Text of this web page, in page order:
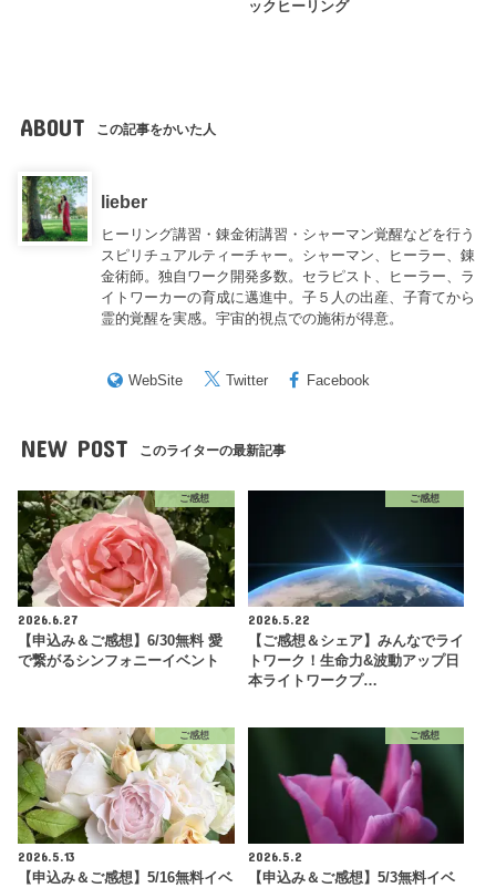
ックヒーリング
ABOUT この記事をかいた人
lieber
ヒーリング講習・錬金術講習・シャーマン覚醒などを行う
スピリチュアルティーチャー。シャーマン、ヒーラー、錬
金術師。独自ワーク開発多数。セラピスト、ヒーラー、ラ
イトワーカーの育成に邁進中。子５人の出産、子育てから
霊的覚醒を実感。宇宙的視点での施術が得意。
WebSite Twitter Facebook
NEW POST このライターの最新記事
ご感想
2026.6.27
【申込み＆ご感想】6/30無料 愛
で繋がるシンフォニーイベント
ご感想
2026.5.22
【ご感想＆シェア】みんなでライ
トワーク！生命力&波動アップ日
本ライトワークプ…
ご感想
2026.5.13
【申込み＆ご感想】5/16無料イベ
ご感想
2026.5.2
【申込み＆ご感想】5/3無料イベ